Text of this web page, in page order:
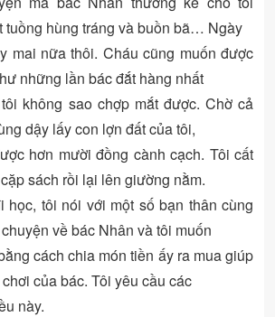
tuồng hùng tráng và buồn bã… Ngày
mai nữa thôi. Cháu cũng muốn được
những lần bác đắt hàng nhất
không sao chợp mắt được. Chờ cả
dậy lấy con lợn đất của tôi,
hơn mười đồng cành cạch. Tôi cất
sách rồi lại lên giường nằm.
học, tôi nói với một số bạn thân cùng
về bác Nhân và tôi muốn
cách chia món tiền ấy ra mua giúp
của bác. Tôi yêu cầu các
này.